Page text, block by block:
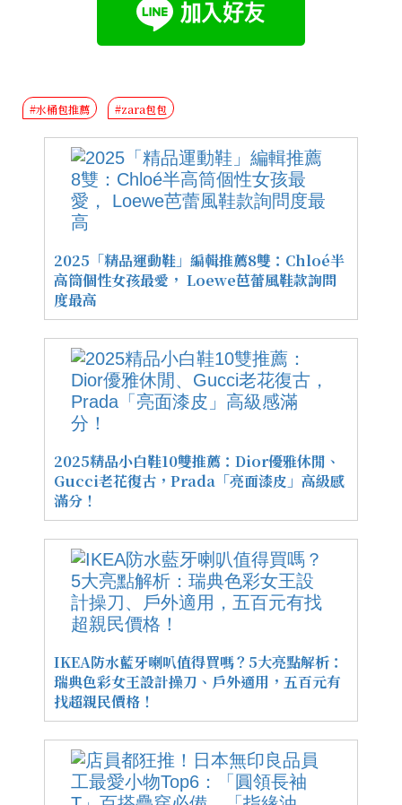
#水桶包推薦 #zara包包
2025「精品運動鞋」編輯推薦8雙：Chloé半
高筒個性女孩最愛， Loewe芭蕾風鞋款詢問
度最高
2025精品小白鞋10雙推薦：Dior優雅休閒、
Gucci老花復古，Prada「亮面漆皮」高級感
滿分！
IKEA防水藍牙喇叭值得買嗎？5大亮點解析：
瑞典色彩女王設計操刀、戶外適用，五百元有
找超親民價格！